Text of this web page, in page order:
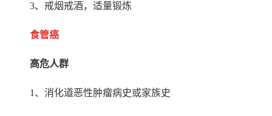
3、戒烟戒酒，适量锻炼
食管癌
高危人群
1 、消化道恶性肿瘤病史或家族史